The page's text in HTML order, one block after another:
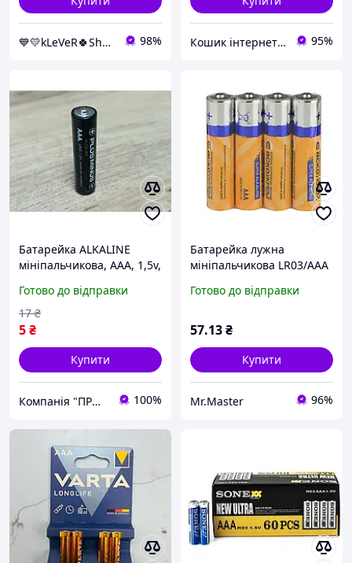
💙💛kLeVeR🍀Shop🍀 98% Кошик інтернет магазин 95%
Батарейка ALKALINE
мініпальчикова, AAA, 1,5v,
ALKALINE POWER (ціна за
шт)
Готово до відправки
5₴
17 ₴
Купити
Компанія "ПРО-ЄЛЕКТРО" Інтернет-магазин pro-elektro.com.ua 100%
Батарейка лужна
мініпальчикова LR03/AAA
BP
Готово до відправки
57.13₴
Купити
Mr.Master 96%